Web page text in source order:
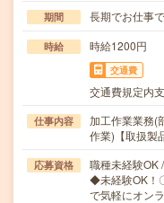
期間 長期でお仕事
時給 時給1200円
交通費
交通費規定内
仕事内容
加工作業業務(
作業)【取扱
応募資格
職種未経験OK
◆未経験OK！
で気軽にオン